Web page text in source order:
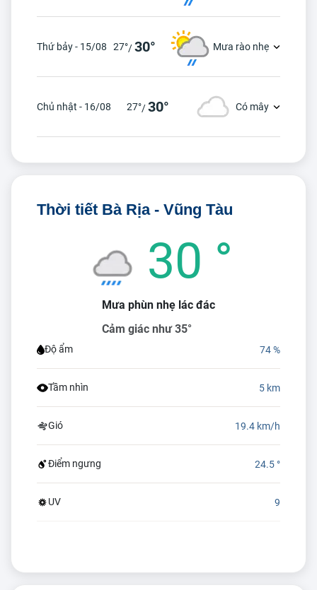
Thứ bảy - 15/08 27°/30° Mưa rào nhẹ
Chủ nhật - 16/08 27°/30° Có mây
Thời tiết Bà Rịa - Vũng Tàu
30 °
Mưa phùn nhẹ lác đác
Cảm giác như 35°
Độ ẩm 74 %
Tầm nhìn 5 km
Gió 19.4 km/h
Điểm ngưng 24.5 °
UV 9